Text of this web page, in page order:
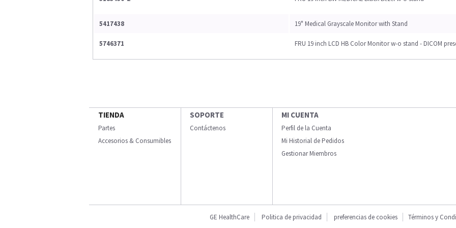
5417438 19" Medical Grayscale Monitor with Stand
5746371 FRU 19 inch LCD HB Color Monitor w-o stand - DICOM
TIENDA
Partes
Accesorios & Consumibles
SOPORTE
Contáctenos
MI CUENTA
Perfil de la Cuenta
Mi Historial de Pedidos
Gestionar Miembros
GE HealthCare Politica de privacidad preferencias de cookies Términos y